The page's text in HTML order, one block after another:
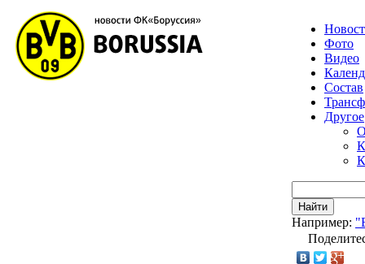
Фото
Видео
Состав
Другое
Найти
Например: